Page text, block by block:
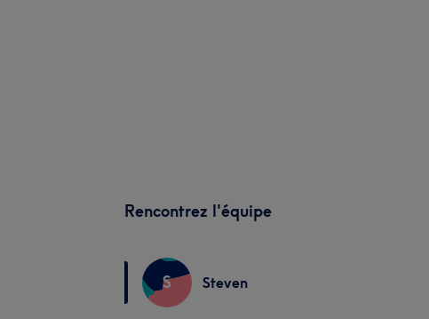
Rencontrez l'équipe
S Steven